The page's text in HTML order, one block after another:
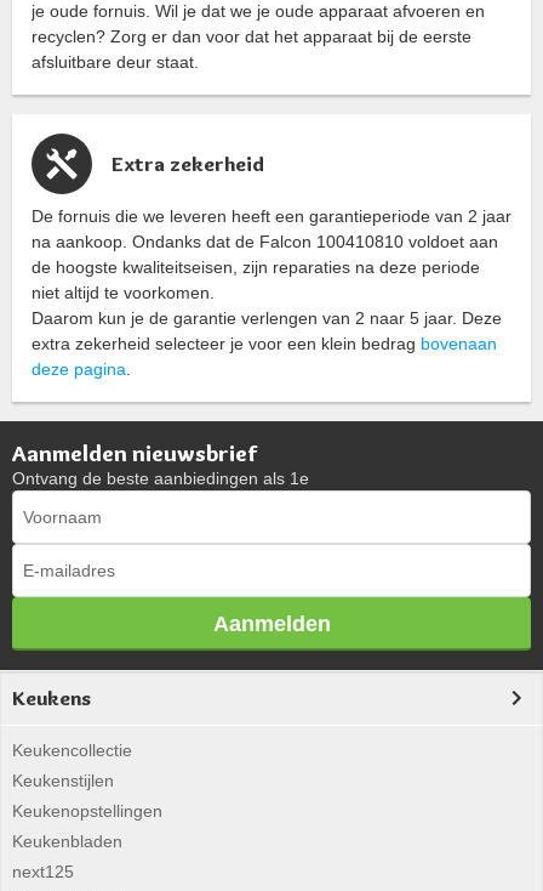
je oude fornuis. Wil je dat we je oude apparaat afvoeren en
recyclen? Zorg er dan voor dat het apparaat bij de eerste
afsluitbare deur staat.
Extra zekerheid
De fornuis die we leveren heeft een garantieperiode van 2 jaar
na aankoop. Ondanks dat de Falcon 100410810 voldoet aan
de hoogste kwaliteitseisen, zijn reparaties na deze periode
niet altijd te voorkomen.
Daarom kun je de garantie verlengen van 2 naar 5 jaar. Deze
extra zekerheid selecteer je voor een klein bedrag bovenaan
deze pagina.
Aanmelden nieuwsbrief
Ontvang de beste aanbiedingen als 1e
Aanmelden
Keukens
Keukencollectie
Keukenstijlen
Keukenopstellingen
Keukenbladen
next125